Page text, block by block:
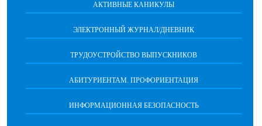
АКТИВНЫЕ КАНИКУЛЫ
ЭЛЕКТРОННЫЙ ЖУРНАЛ/ДНЕВНИК
ТРУДОУСТРОЙСТВО ВЫПУСКНИКОВ
АБИТУРИЕНТАМ. ПРОФОРИЕНТАЦИЯ
ИНФОРМАЦИОННАЯ БЕЗОПАСНОСТЬ